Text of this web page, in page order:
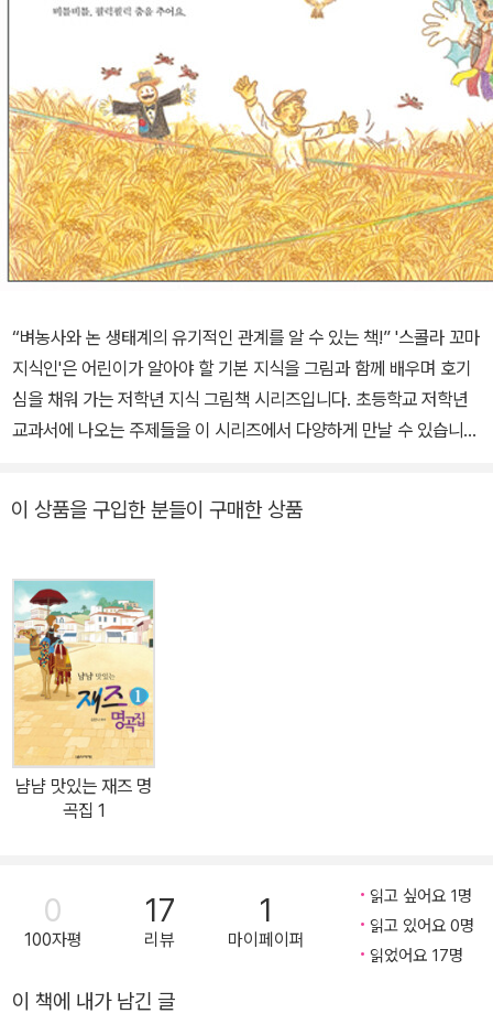
“벼농사와 논 생태계의 유기적인 관계를 알 수 있는 책!” '스콜라 꼬마
지식인'은 어린이가 알아야 할 기본 지식을 그림과 함께 배우며 호기
심을 채워 가는 저학년 지식 그림책 시리즈입니다. 초등학교 저학년
교과서에 나오는 주제들을 이 시리즈에서 다양하게 만날 수 있습니
사를 지어 맛있는 쌀밥 한 그릇을 먹는 이야기입니다. 우리 밥상 위에
태계가 얼마나 중요한지 깨닫게 해 줍니다. 논에 사는 생물들은 벼농
사에 어떤 영향을 줄까? 벼농사 과정 속에서 들여다 본 논 생태계 예
로부터 논은 벼를 키우는 공간이기도 하지만, 수많은 식물들과 곤충,
양서류, 조류가 조화를 이루며 생태계를 유지하는 중요한 터전이었
다. 봄이 되어 논에 모내기를 시작할 때면, 논에 사는 생물들은 긴 겨
울잠에서 깨어 알을 낳거나 활동할 준비를 하고, 모내기를 마칠 무렵
이면 올챙이는 알에서 나오고, 곤충들의 애벌레도 꿈틀거렸다. 계절
이 바뀔 때마다 벼농사를 짓는 과정이 달라지는 한편, 논 생물들도 자
염되어 논 생태계가 그렇게 활발하게 유지되지 못하는 게 현실이다.
이 책에서는 활발한 논 생태계가 벼농사를 짓는 과정에 어떤 영향을
미치는지 알려 주고, 개구리, 물뱀, 백로 등 논 친구들의 먹고 먹히는
까지 건강한 생태계가 얼마나 중요한 역할을 하는지 생각해 볼 수 있
이 상품을 구입한 분들이 구매한 상품
냠냠 맛있는 재즈 명
곡집 1
0
100자평
17
리뷰
1
마이페이퍼
읽고 싶어요 1명
읽고 있어요 0명
읽었어요 17명
이 책에 내가 남긴 글